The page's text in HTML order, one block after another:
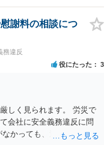
謝料の相談につ
務違反
役にたった 3
しく見られます。 労災で
会社に安全義務違反に問
かっても、逆に危険な作